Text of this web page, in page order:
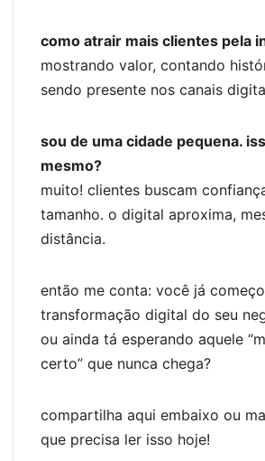
como atrair mais clientes pela
mostrando valor, contando
sendo presente nos canais
sou de uma cidade pequena.
mesmo?
muito! clientes buscam
tamanho. o digital aproxima,
distância.
então me conta: você já
transformação digital do seu
ou ainda tá esperando aquele
certo” que nunca chega?
compartilha aqui embaixo ou
que precisa ler isso hoje!